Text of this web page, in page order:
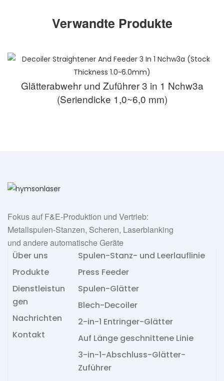
Verwandte Produkte
Glätterabwehr und Zuführer 3 in 1 Nchw3a
(Seriendicke 1,0~6,0 mm)
Fokus auf F&E-Produktion und Vertrieb:
Metallspulen-Stanzen, Scheren, Laserblanking
und andere automatische Geräte
Über uns
Produkte
Dienstleistun
gen
Nachrichten
Kontakt
Spulen-Stanz- und Leerlauflinie
Press Feeder
Spulen-Glätter
Blech-Decoiler
2-in-1 Entringer-Glätter
Auf Länge geschnittene Linie
3-in-1-Abschluss-Glätter-
Zuführer